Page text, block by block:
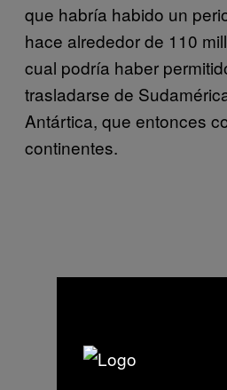
que habría habido un
hace alrededor de 110
cual podría haber
trasladarse de
Antártica, que entonces
continentes.